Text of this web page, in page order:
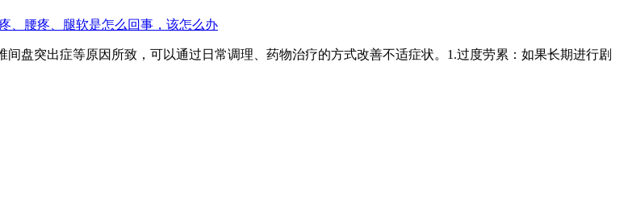
、腰疼、腿软是怎么回事，该怎么办
盘突出症等原因所致，可以通过日常调理、药物治疗的方式改善不适症状。1.过度劳累：如果长期进行剧